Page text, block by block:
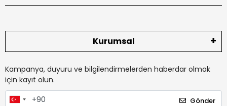
Kurumsal
Kampanya, duyuru ve bilgilendirmelerden haberdar olmak
için kayıt olun.
Gönder